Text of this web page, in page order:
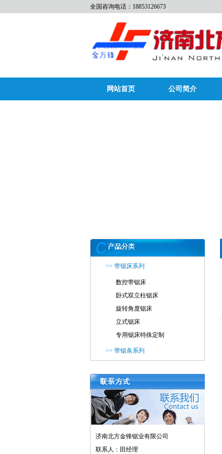
全国咨询电话：18853126673
网站首页 公司简介
>> 带锯床系列
数控带锯床
卧式双立柱锯床
旋转角度锯床
立式锯床
专用锯床特殊定制
>> 带锯条系列
济南北方金锋锯业有限公司
联系人：田经理